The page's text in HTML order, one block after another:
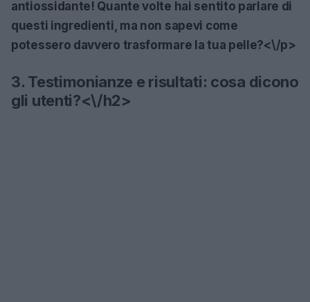
antiossidante! Quante volte hai sentito parlare di
questi ingredienti, ma non sapevi come
potessero davvero trasformare la tua pelle?<\/p>
3. Testimonianze e risultati: cosa dicono
gli utenti?<\/h2>